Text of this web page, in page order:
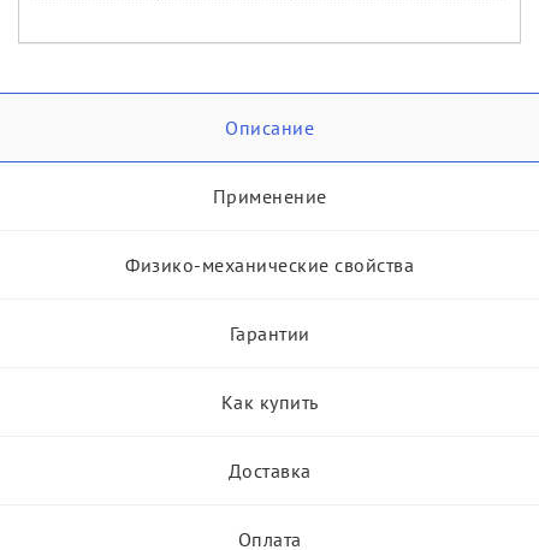
Описание
Применение
Физико-механические свойства
Гарантии
Как купить
Доставка
Оплата